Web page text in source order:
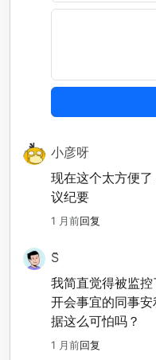
小彦呀
现在这个太方便
议纪要
1 月前回复
S̆̈
我简直觉得被监
开会事宜的同事
据这么可怕吗？
1 月前回复